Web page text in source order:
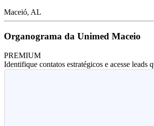
Maceió, AL
Organograma da Unimed Maceio
PREMIUM
Identifique contatos estratégicos e acesse leads